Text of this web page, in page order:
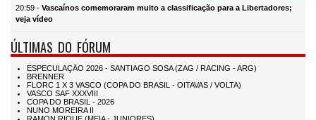
20:59 - Vascaínos comemoraram muito a classificação para a Libertadores;
veja vídeo
ÚLTIMAS DO FÓRUM